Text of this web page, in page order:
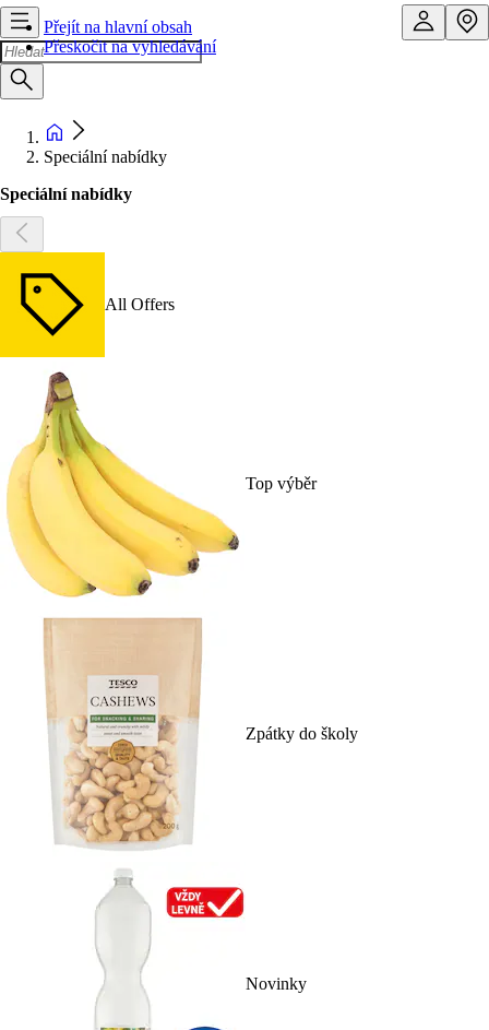
Přejít na hlavní obsah
Přeskočit na vyhledávání
Speciální nabídky
Speciální nabídky
All Offers
Top výběr
Zpátky do školy
Novinky